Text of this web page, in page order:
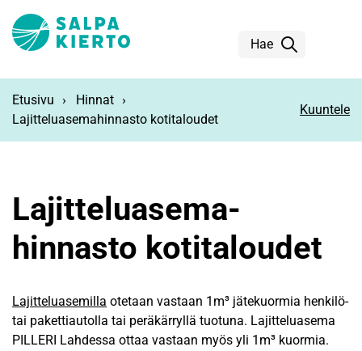
Siirry pääsisältöön
Hae
Etusivu
Hinnat
Lajitteluasemahinnasto kotitaloudet
Kuuntele
Lajittelu­asema­
hinnasto kotitaloudet
Lajitteluasemilla otetaan vastaan 1m³ jätekuormia henkilö-
tai pakettiautolla tai peräkärryllä tuotuna. Lajitteluasema
PILLERI Lahdessa ottaa vastaan myös yli 1m³ kuormia.